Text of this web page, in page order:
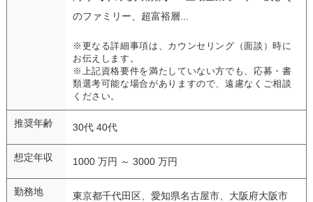
のファミリー、超富裕層...
※更なる詳細事項は、カウンセリング（面談）時に
お伝えします。
※上記資格要件を満たしていない方でも、応募・書
類選考可能な場合がありますので、遠慮なくご相談
ください。
推奨年齢 30代 40代
想定年収 1000 万円 ～ 3000 万円
勤務地 東京都千代田区、愛知県名古屋市、大阪府大阪市